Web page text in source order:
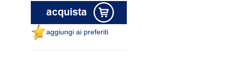
aggiungi ai preferiti